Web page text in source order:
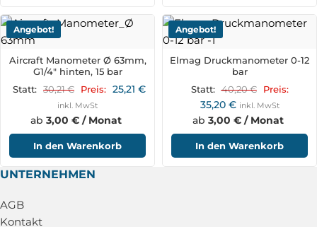
Angebot!
Aircraft Manometer Ø 63mm,
G1/4" hinten, 15 bar
Statt: 30,21€ Preis: 25,21 €
inkl. MwSt
ab 3,00 € / Monat
In den Warenkorb
Angebot!
Elmag Druckmanometer 0-12
bar
Statt: 40,20€ Preis:
35,20 € inkl. MwSt
ab 3,00 € / Monat
In den Warenkorb
UNTERNEHMEN
AGB
Kontakt